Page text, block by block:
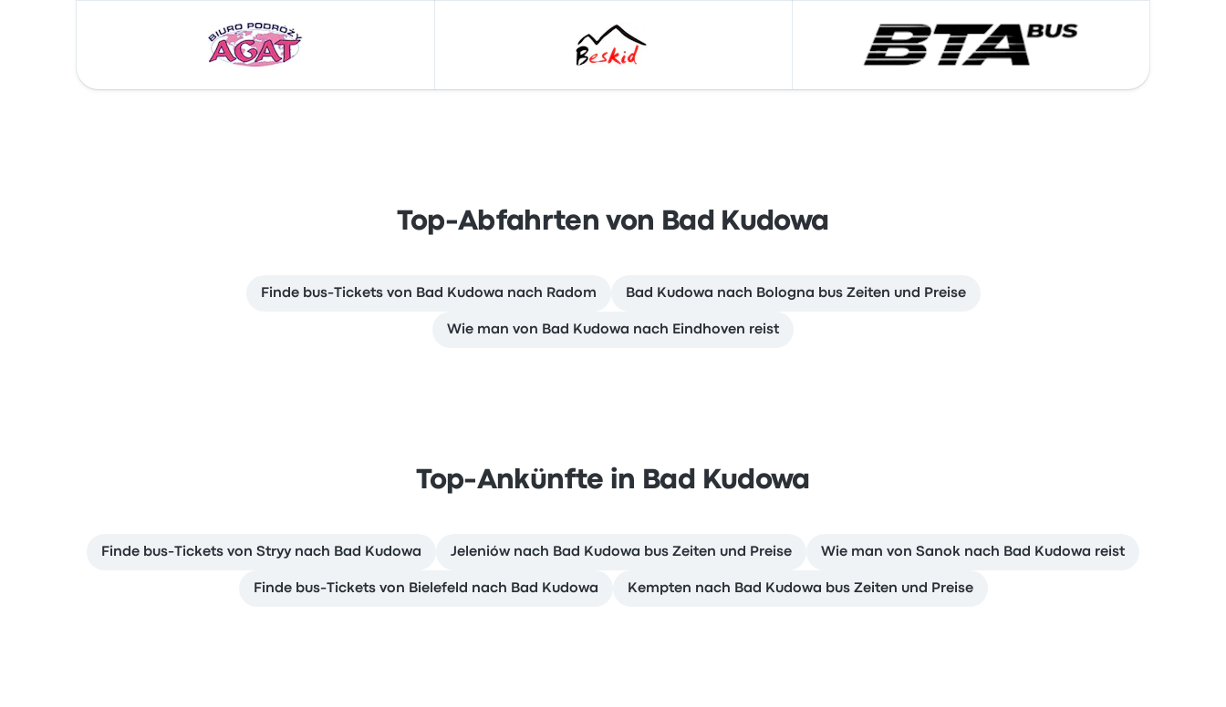
Top-Abfahrten von Bad Kudowa
Finde bus-Tickets von Bad Kudowa nach Radom Bad Kudowa nach Bologna bus Zeiten und Preise
Wie man von Bad Kudowa nach Eindhoven reist
Top-Ankünfte in Bad Kudowa
Finde bus-Tickets von Stryy nach Bad Kudowa Jeleniów nach Bad Kudowa bus Zeiten und Preise Wie man von Sanok nach Bad Kudowa reist
Finde bus-Tickets von Bielefeld nach Bad Kudowa Kempten nach Bad Kudowa bus Zeiten und Preise